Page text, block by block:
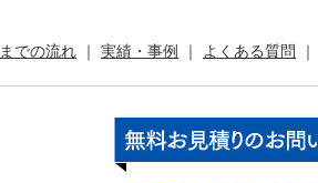
での流れ 実績・事例 よくある質問